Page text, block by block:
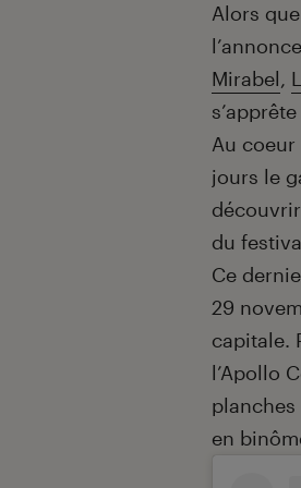
Alors
Mirabel,
Au coeur
jours le
du
Ce
29
capitale.
l’Apollo
en